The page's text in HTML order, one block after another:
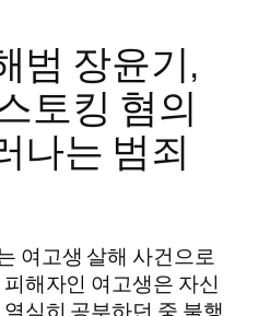
범 장윤기,
토킹 혐의
나는 범죄
여고생 살해 사건으로
해자인 여고생은 자신